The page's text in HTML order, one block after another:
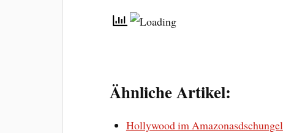
Ähnliche Artikel:
Hollywood im Amazonasdschungel